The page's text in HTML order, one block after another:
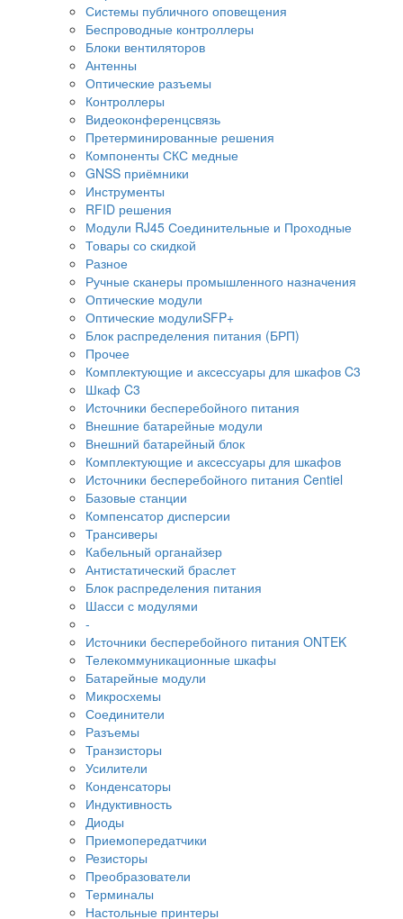
Системы публичного оповещения
Беспроводные контроллеры
Блоки вентиляторов
Антенны
Оптические разъемы
Контроллеры
Видеоконференцсвязь
Претерминированные решения
Компоненты СКС медные
GNSS приёмники
Инструменты
RFID решения
Модули RJ45 Соединительные и Проходные
Товары со скидкой
Разное
Ручные сканеры промышленного назначения
Оптические модули
Оптические модулиSFP+
Блок распределения питания (БРП)
Прочее
Комплектующие и аксессуары для шкафов C3
Шкаф C3
Источники бесперебойного питания
Внешние батарейные модули
Внешний батарейный блок
Комплектующие и аксессуары для шкафов
Источники бесперебойного питания Centiel
Базовые станции
Компенсатор дисперсии
Трансиверы
Кабельный органайзер
Антистатический браслет
Блок распределения питания
Шасси с модулями
-
Источники бесперебойного питания ONTEK
Телекоммуникационные шкафы
Батарейные модули
Микросхемы
Соединители
Разъемы
Транзисторы
Усилители
Конденсаторы
Индуктивность
Диоды
Приемопередатчики
Резисторы
Преобразователи
Терминалы
Настольные принтеры